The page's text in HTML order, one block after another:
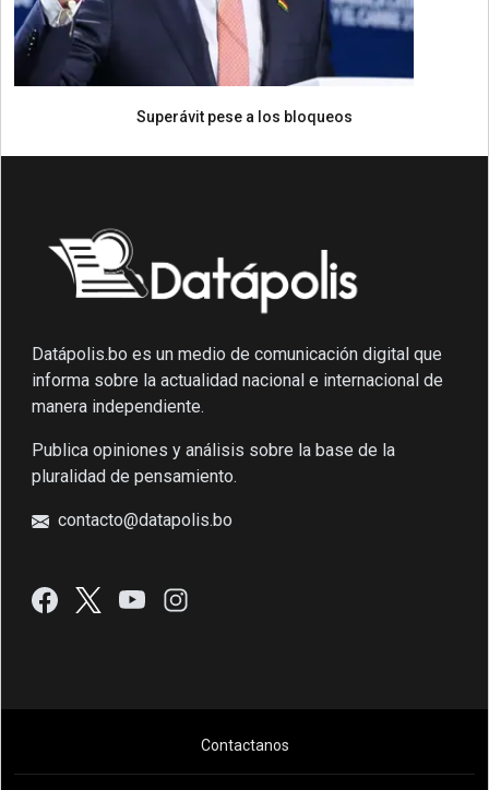
Superávit pese a los bloqueos
Datápolis.bo es un medio de comunicación digital que
informa sobre la actualidad nacional e internacional de
manera independiente.
Publica opiniones y análisis sobre la base de la
pluralidad de pensamiento.
contacto@datapolis.bo
Contactanos